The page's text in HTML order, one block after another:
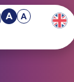
A A